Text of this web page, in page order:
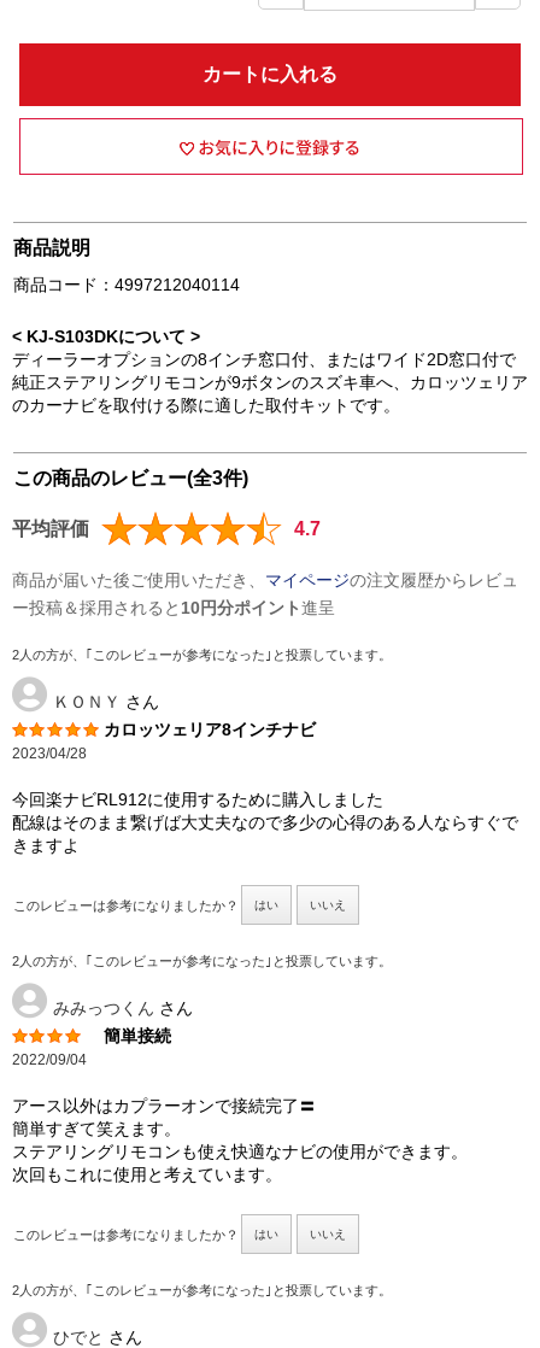
カートに入れる
商品説明
商品コード：4997212040114
< KJ-S103DKについて >
ディーラーオプションの8インチ窓口付、またはワイド2D窓口付で
純正ステアリングリモコンが9ボタンのスズキ車へ、カロッツェリア
のカーナビを取付ける際に適した取付キットです。
この商品のレビュー(全3件)
平均評価 4.7
商品が届いた後ご使用いただき、 マイページの注文履歴からレビュ
ー投稿＆採用されると 10円分ポイント進呈
2人の方が、｢このレビューが参考になった｣と投票しています。
ＫＯＮＹ さん
カロッツェリア8インチナビ
2023/04/28
今回楽ナビRL912に使用するために購入しました
配線はそのまま繋げば大丈夫なので多少の心得のある人ならすぐで
きますよ
このレビューは参考になりましたか？ はい いいえ
2人の方が、｢このレビューが参考になった｣と投票しています。
みみっつくん さん
簡単接続
2022/09/04
アース以外はカプラーオンで接続完了〓
簡単すぎて笑えます。
ステアリングリモコンも使え快適なナビの使用ができます。
次回もこれに使用と考えています。
このレビューは参考になりましたか？ はい いいえ
2人の方が、｢このレビューが参考になった｣と投票しています。
ひでと さん